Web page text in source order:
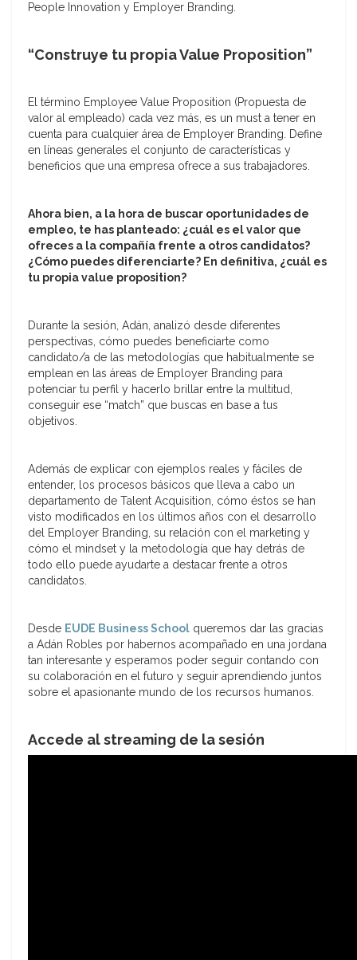
People Innovation y Employer Branding.
“Construye tu propia Value Proposition”
El término Employee Value Proposition (Propuesta de
valor al empleado) cada vez más, es un must a tener en
cuenta para cualquier área de Employer Branding. Define
en líneas generales el conjunto de características y
beneficios que una empresa ofrece a sus trabajadores.
Ahora bien, a la hora de buscar oportunidades de
empleo, te has planteado: ¿cuál es el valor que
ofreces a la compañía frente a otros candidatos?
¿Cómo puedes diferenciarte? En definitiva, ¿cuál es
tu propia value proposition?
Durante la sesión, Adán, analizó desde diferentes
perspectivas, cómo puedes beneficiarte como
candidato/a de las metodologías que habitualmente se
emplean en las áreas de Employer Branding para
potenciar tu perfil y hacerlo brillar entre la multitud,
conseguir ese “match” que buscas en base a tus
objetivos.
Además de explicar con ejemplos reales y fáciles de
entender, los procesos básicos que lleva a cabo un
departamento de Talent Acquisition, cómo éstos se han
visto modificados en los últimos años con el desarrollo
del Employer Branding, su relación con el marketing y
cómo el mindset y la metodología que hay detrás de
todo ello puede ayudarte a destacar frente a otros
candidatos.
Desde EUDE Business School queremos dar las gracias
a Adán Robles por habernos acompañado en una jordana
tan interesante y esperamos poder seguir contando con
su colaboración en el futuro y seguir aprendiendo juntos
sobre el apasionante mundo de los recursos humanos.
Accede al streaming de la sesión